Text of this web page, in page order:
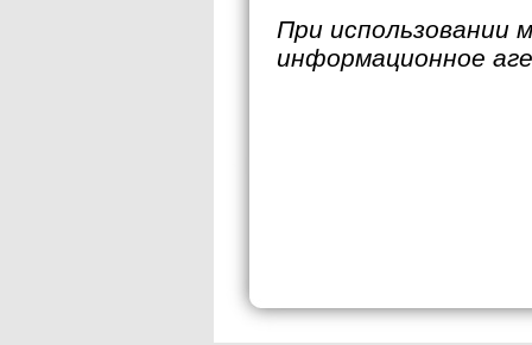
При использовании
информационное